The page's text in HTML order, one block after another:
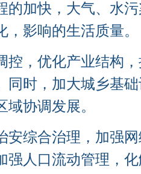
的加快，大气、水
影响的生活质量。
，优化产业结构，
同时，加大城乡基
协调发展。
综合治理，加强网
强人口流动管理，